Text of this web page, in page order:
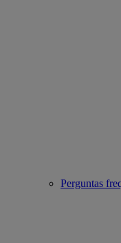
Perguntas